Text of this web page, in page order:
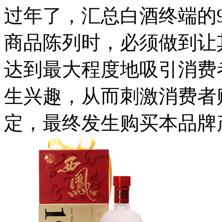
过年了，汇总白酒终端
商品陈列时，必须做到
达到最大程度地吸引消
生兴趣，从而刺激消费
定，最终发生购买本品